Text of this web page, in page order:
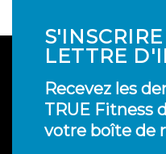
LETTRE
Recevez les
TRUE Fitness
votre boîte de